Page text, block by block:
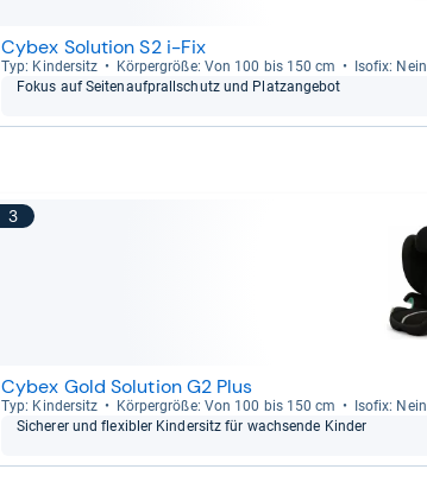
Cybex Solution S2 i-Fix
Typ: Kin­der­sitz Kör­per­größe: Von 100 bis 150 cm
Iso­fix: Nein
Fokus auf Sei­ten­auf­prall­schutz und Platz­an­ge­bot
3
Cybex Gold Solution G2 Plus
Typ: Kin­der­sitz Kör­per­größe: Von 100 bis 150 cm
Iso­fix: Nein
Siche­rer und fle­xibler Kin­der­sitz für wach­sende Kin­der